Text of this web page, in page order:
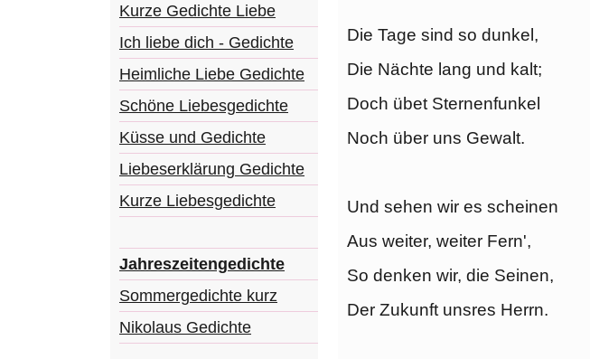
Kurze Gedichte Liebe
Ich liebe dich - Gedichte
Heimliche Liebe Gedichte
Schöne Liebesgedichte
Küsse und Gedichte
Liebeserklärung Gedichte
Kurze Liebesgedichte
Jahreszeitengedichte
Sommergedichte kurz
Nikolaus Gedichte
Die Tage sind so dunkel,
Die Nächte lang und kalt;
Doch übet Sternenfunkel
Noch über uns Gewalt.
Und sehen wir es scheinen
Aus weiter, weiter Fern',
So denken wir, die Seinen,
Der Zukunft unsres Herrn.